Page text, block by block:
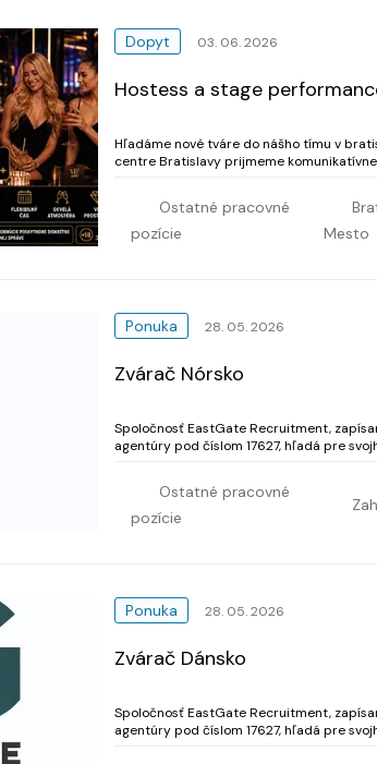
Dopyt 03. 06. 2026
Hostess a stage
Hľadáme nové tváre do nášho tímu v bratislave Do exkluzívneho entertainment
centre Bratislavy prijmeme komunikatívne a
Ostatné pracovné
pozície
Mesto
Ponuka 28. 05. 2026
Zvárač Nórsko
Spoločnosť EastGate Recruitment,
agentúry pod číslom 17627, hľadá pre svojho
Ostatné pracovné
pozície
Ponuka 28. 05. 2026
Zvárač Dánsko
Spoločnosť EastGate Recruitment,
agentúry pod číslom 17627, hľadá pre svojho